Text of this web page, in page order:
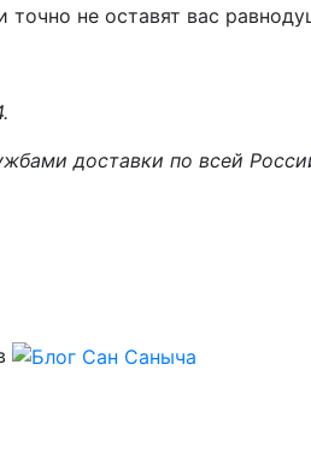
точно не оставят вас
доставки по всей